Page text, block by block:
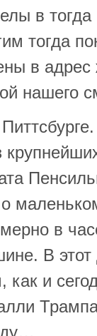
в
тогда
в
нашего
в
В этот
как и